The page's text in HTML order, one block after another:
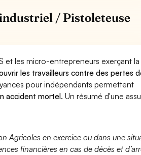
/ Pistoleteuse
et les micro-entrepreneurs exerçant la
les travailleurs contre des pertes
pour indépendants permettent
accident mortel. Un résumé d'une
Agricoles en exercice ou dans une
financières en cas de décès et